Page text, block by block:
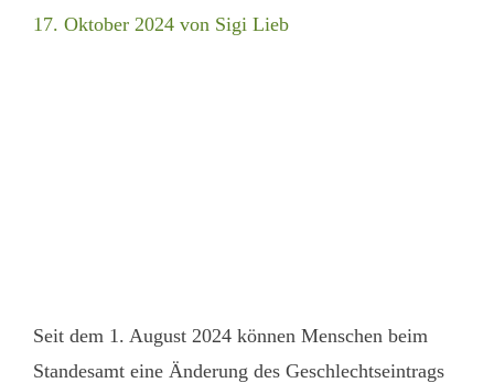
17. Oktober 2024 von Sigi Lieb
Seit dem 1. August 2024 können Menschen beim
Standesamt eine Änderung des Geschlechtseintrags